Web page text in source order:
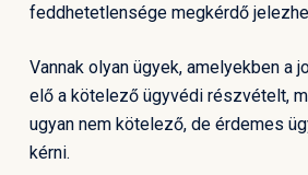
feddhetetlensége megkérdő
Vannak olyan ügyek, amelyekben a
elő a kötelező ügyvédi részvételt,
ugyan nem kötelező, de érdemes
kérni.